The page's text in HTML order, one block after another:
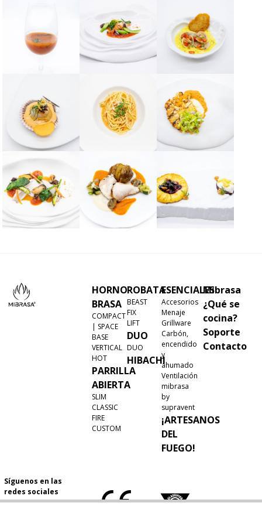
HORNO
BRASA
COMPACT
| SPACE
BASE
VERTICAL
HOT
PARRILLA
ABIERTA
SLIM
CLASSIC
FIRE
CUSTOM
ROBATA
BEAST
FIX
LIFT
DUO
DUO
HIBACHI
ESENCIALES
Accesorios
Menaje
Grillware
Carbón,
encendido
y
ahumado
Ventilación
mibrasa
by
supravent
¡ARTESANOS
DEL
FUEGO!
Mibrasa
¿Qué se
cocina?
Soporte
Contacto
Síguenos en las
redes sociales